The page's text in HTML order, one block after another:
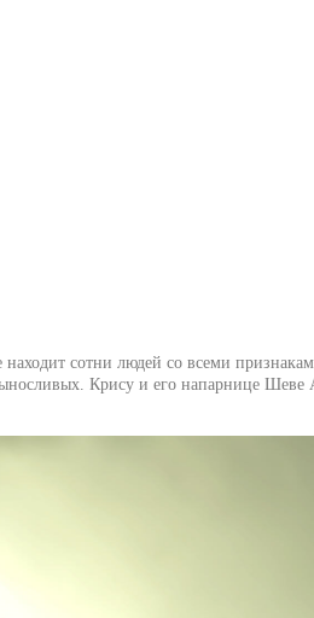
находит сотни людей со всеми
Крису и его напарнице